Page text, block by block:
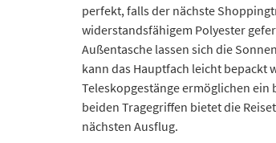
perfekt, falls der nächste
widerstandsfähigem Polyester
Außentasche lassen sich die
kann das Hauptfach leicht bepackt
Teleskopgestänge ermöglichen ein
beiden Tragegriffen bietet die
nächsten Ausflug.